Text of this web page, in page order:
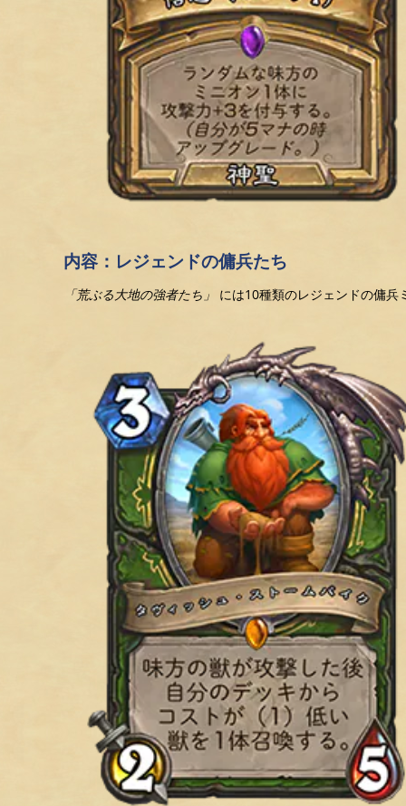
内容：レジェンドの傭兵たち
「荒ぶる大地の強者たち」 には10種類のレジェンドの傭